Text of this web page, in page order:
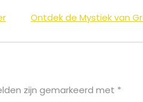
Ontdek de Mystiek van
zijn gemarkeerd met *